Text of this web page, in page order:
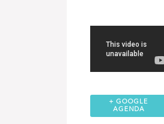
+ GOOGLE
AGENDA